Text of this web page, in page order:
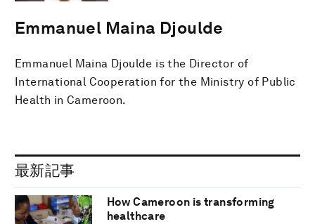
Emmanuel Maina Djoulde
Emmanuel Maina Djoulde is the Director of
International Cooperation for the Ministry of Public
Health in Cameroon.
最新記事
How Cameroon is transforming
healthcare